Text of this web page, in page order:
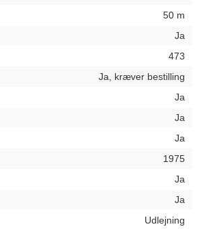
50 m
Ja
473
Ja, kræver bestilling
Ja
Ja
Ja
1975
Ja
Ja
Udlejning